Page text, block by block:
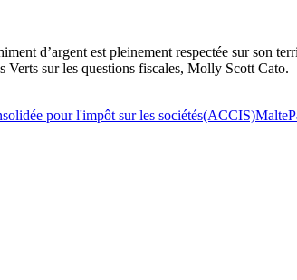
d’argent est pleinement respectée sur son
Verts sur les questions fiscales, Molly Scott Cato.
pour l'impôt sur les sociétés(ACCIS)Malte